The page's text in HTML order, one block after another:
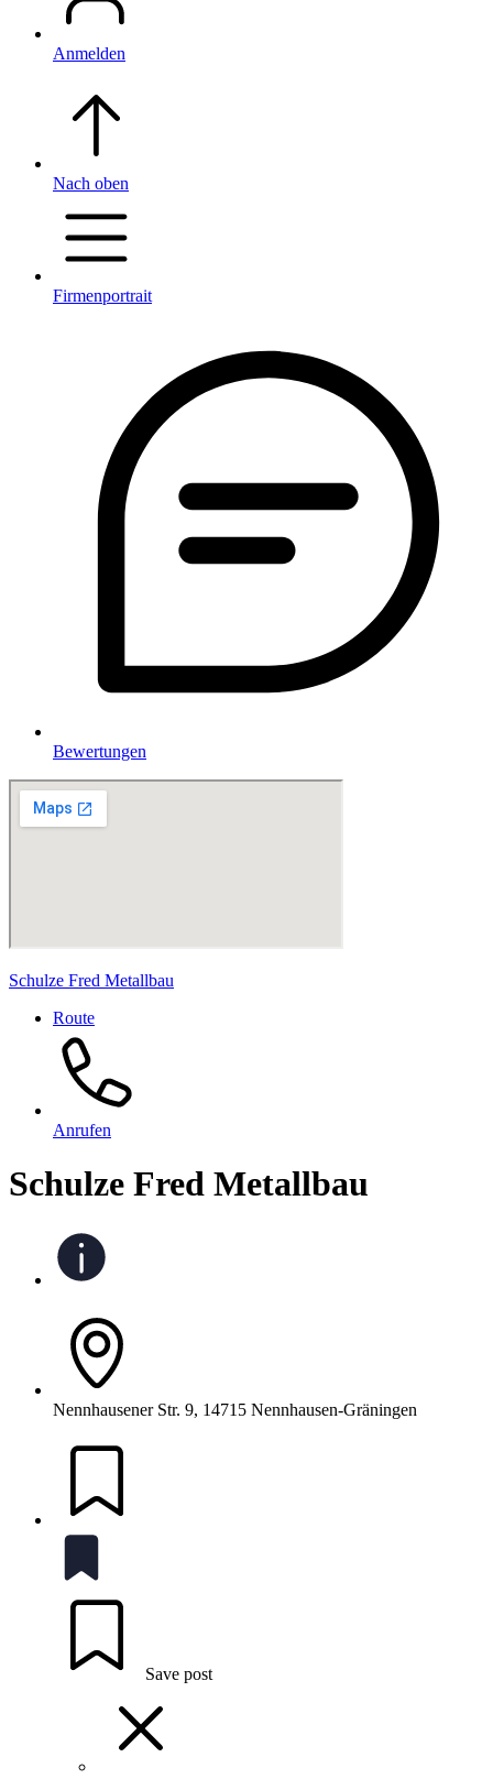
Anmelden
Nach oben
Firmenportrait
Bewertungen
Schulze Fred Metallbau
Route
Anrufen
Schulze Fred Metallbau
Nennhausener Str. 9, 14715 Nennhausen-Gräningen
Save post